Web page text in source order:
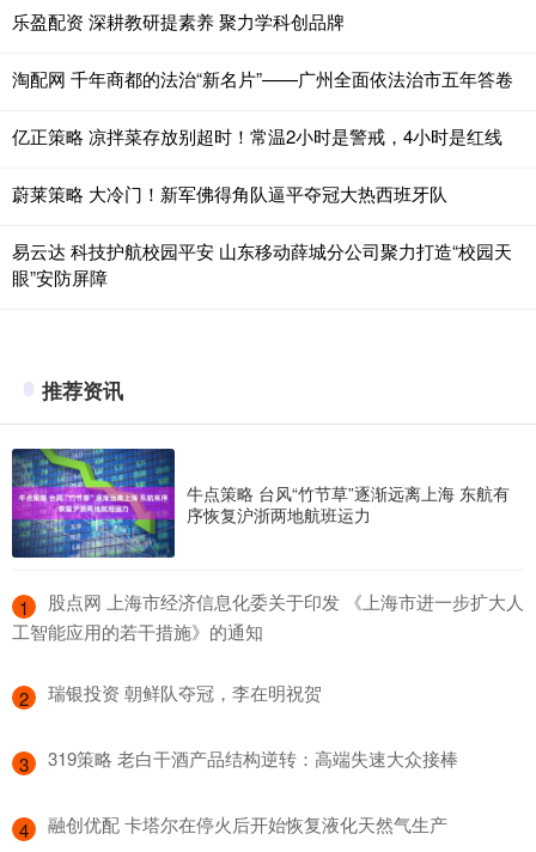
乐盈配资 深耕教研提素养 聚力学科创品牌
淘配网 千年商都的法治“新名片”——广州全面依法治市五年答卷
亿正策略 凉拌菜存放别超时！常温2小时是警戒，4小时是红线
蔚莱策略 大冷门！新军佛得角队逼平夺冠大热西班牙队
易云达 科技护航校园平安 山东移动薛城分公司聚力打造“校园天
眼”安防屏障
推荐资讯
牛点策略 台风“竹节草”逐渐远离上海 东航有
序恢复沪浙两地航班运力
1
​股点网 上海市经济信息化委关于印发 《上海市进一步扩大人
工智能应用的若干措施》的通知
2 ​瑞银投资 朝鲜队夺冠，李在明祝贺
3 ​319策略 老白干酒产品结构逆转：高端失速大众接棒
4 ​融创优配 卡塔尔在停火后开始恢复液化天然气生产